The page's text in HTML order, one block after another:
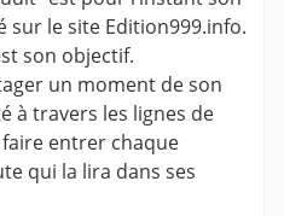
le site Edition999.info.
son objectif.
un moment de son
à travers les lignes de
entrer chaque
qui la lira dans ses